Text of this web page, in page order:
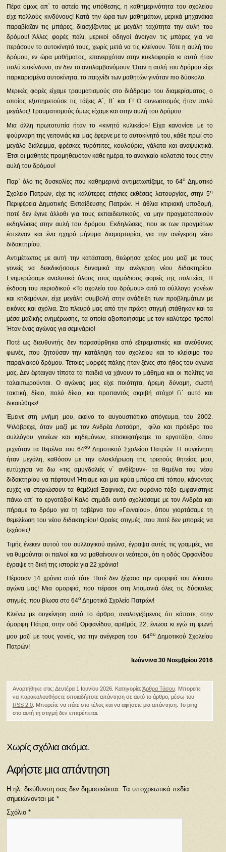
Πέρα όμως απ` το αστείο της υπόθεσης, η καθημερινότητα του σχολείου
είχε πολλούς κινδύνους! Κατά την ώρα των μαθημάτων, μερικά μηχανάκια
παραβίαζαν τις μπάρες, διασχίζοντας με μεγάλη ταχύτητα την αυλή του
δρόμου! Άλλες φορές πάλι, μερικοί οδηγοί άνοιγαν τις μπάρες για να
περάσουν το αυτοκίνητό τους, χωρίς μετά να τις κλείνουν. Τότε η αυλή του
δρόμου, εν ώρα μαθήματος, επανερχόταν στην κυκλοφορία κι αυτό ήταν
πολύ επικίνδυνο, αν δεν το αντιλαμβανόμουν. Όταν η αυλή του δρόμου είχε
παρκαρισμένα αυτοκίνητα, το παιχνίδι των μαθητών γινόταν πιο δύσκολο.
Μερικές φορές είχαμε τραυματισμούς στο διάδρομο του διαμερίσματος, ο
οποίος εξυπηρετούσε τις τάξεις Α`, Β` και Γ! Ο συνωστισμός ήταν πολύ
μεγάλος! Τραυματισμούς όμως είχαμε και στην αυλή του δρόμου.
Μια άλλη πρωτοτυπία ήταν το «κινητό κυλικείο»! Είχα κανονίσει με το
φούρναρη της γειτονιάς και μας έφερνε με το αυτοκίνητό του, κάθε πρωί στο
μεγάλο διάλειμμα, φρέσκες τυρόπιτες, κουλούρια, γάλατα και αναψυκτικά.
Έτσι οι μαθητές προμηθευόταν κάθε ημέρα, το αναγκαίο κολατσιό τους στην
αυλή του δρόμου!
Παρ` όλο τις δυσκολίες που καθημερινά αντιμετωπίζαμε, το 64οΔημοτικό
Σχολείο Πατρών, είχε τις καλύτερες ετήσιες εκθέσεις λειτουργίας, στην 5η
Περιφέρεια Δημοτικής Εκπαίδευσης Πατρών. Η άθλια κτιριακή υποδομή,
ποτέ δεν έγινε άλλοθι για τους εκπαιδευτικούς, να μην πραγματοποιούν
εκδηλώσεις στην αυλή του δρόμου. Εκδηλώσεις, που εκ των πραγμάτων
έστελναν και ένα ηχηρό μήνυμα διαμαρτυρίας για την ανέγερση νέου
διδακτηρίου.
Αντιμέτωπος με αυτή την κατάσταση, θεώρησα χρέος μου μαζί με τους
γονείς να διεκδικήσουμε δυναμικά την ανέγερση νέου διδακτηρίου.
Ενημερώσαμε αναλυτικά όλους τους αρμόδιους φορείς της πολιτείας. Η
έκδοση του περιοδικού «Το σχολείο του δρόμου» από το σύλλογο γονέων
και κηδεμόνων, είχε μεγάλη συμβολή στην ανάδειξη των προβλημάτων με
εικόνες και σχόλια. Στο πλευρό μας από την πρώτη στιγμή στάθηκαν και τα
μέσα μαζικής ενημέρωσης, τα οποία αξιοποιήσαμε με τον καλύτερο τρόπο!
Ήταν ένας αγώνας για σεμινάριο!
Ποτέ ως διευθυντής δεν παρασύρθηκα από εξτρεμιστικές και ανεύθυνες
φωνές, που ζητούσαν την κατάληψη του σχολείου και το κλείσιμο του
παραλιακού δρόμου. Τέτοιες μορφές πάλης ήταν ξένες στο ήθος του αγώνα
μας. Δεν έφταιγαν τίποτα τα παιδιά να χάνουν το μάθημα και οι πολίτες να
ταλαιπωρούνται. Ο αγώνας μας είχε ποιότητα, ήρεμη δύναμη, σωστή
τακτική, δίκιο, πολύ δίκιο, και προπαντός ακριβή στόχο! Γι` αυτό και
δικαιώθηκε!
Έμεινε στη μνήμη μου, εκείνο το αυγουστιάτικο απόγευμα, του 2002.
Ψιλόβρεχε, όταν μαζί με τον Ανδρέα Λοτσάρη, φίλο και πρόεδρο του
συλλόγου γονέων και κηδεμόνων, επισκεφτήκαμε το εργοτάξιο, όπου
ριχνόταν τα θεμέλια του 64ου Δημοτικού Σχολείου Πατρών. Η συγκίνηση
ήταν μεγάλη, καθόσον με την ολοκλήρωση της τριετούς θητείας μου,
ευτύχησα να δω «τις αμυγδαλιές ν` ανθίζουν»· τα θεμέλια του νέου
διδακτηρίου να πέφτουν! Ήπιαμε και μια κρύα μπύρα επί τόπου, κάνοντας
ευχές να στεριώσουν τα θεμέλια! Ξαφνικά, ένα ουράνιο τόξο εμφανίστηκε
πάνω απ` το εργοτάξιο! Καλό σημάδι αυτό σχολιάσαμε με τον Ανδρέα και
πήραμε το δρόμο για τη ταβέρνα του «Γενναίου», όπου γιορτάσαμε τη
θεμελίωση του νέου διδακτηρίου! Ωραίες στιγμές, που ποτέ δεν μπορείς να
ξεχάσεις!
Τιμής ένεκεν αυτού του συλλογικού αγώνα, έγραψα αυτές τις γραμμές, για
να θυμούνται οι παλιοί και να μαθαίνουν οι νεότεροι, ότι η οδός Ορφανίδου
έγραψε τη δική της ιστορία για 22 χρόνια!
Πέρασαν 14 χρόνια από τότε. Ποτέ δεν ξέχασα την ομορφιά του δίκαιου
αγώνα μας! Μια ομορφιά, που πέρασε στη λησμονιά όλες τις δύσκολες
στιγμές, που βίωσα στο 64οΔημοτικό Σχολείο Πατρών!
Κλείνω με συγκίνηση αυτό το άρθρο, αναλογιζόμενος ότι κάποτε, στην
όμορφη Πάτρα, στην οδό Ορφανίδου, αριθμός 22, ένωσα κι εγώ τη φωνή
μου μαζί με τους γονείς, για την ανέγερση του 64ουΔημοτικού Σχολείου
Πατρών!
Ιωάννινα 30 Νοεμβρίου 2016
Αναρτήθηκε στις: Δευτέρα 1 Ιουνίου 2026. Κατηγορία: Άρθρα Τάσου. Μπορείτε
να παρακολουθήσετε οποιαδήποτε απάντηση σε αυτό το άρθρο, μέσω του
RSS 2.0. Μπορείτε να πάτε στο τέλος και να αφήσετε μια απάντηση. Το ping
στο αυτή τη στιγμή δεν επιτρέπεται.
Χωρίς σχόλια ακόμα.
Αφήστε μια απάντηση
Η ηλ. διεύθυνση σας δεν δημοσιεύεται. Τα υποχρεωτικά πεδία
σημειώνονται με *
Σχόλιο *